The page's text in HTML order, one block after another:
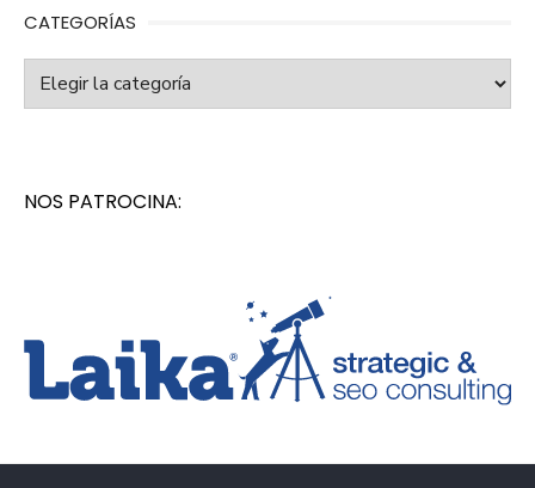
CATEGORÍAS
Categorías
NOS PATROCINA: